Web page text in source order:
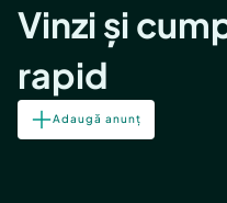
Vinzi și
rapid
Adaugă anunț